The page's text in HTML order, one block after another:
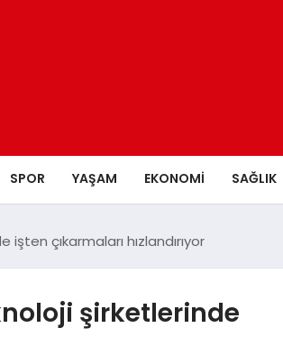
SPOR YAŞAM EKONOMI SAĞLIK
çıkarmaları hızlandırıyor
şirketlerinde